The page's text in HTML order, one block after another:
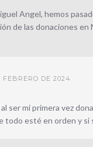
Angel, hemos
de las donaciones en
FEBRERO DE 2024
ser mi primera vez
todo esté en orden y